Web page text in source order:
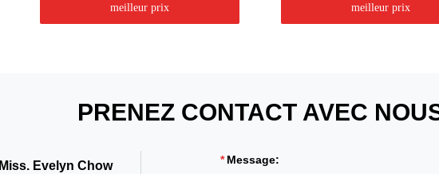
meilleur prix meilleur prix
PRENEZ CONTACT AVEC
Miss. Evelyn Chow Message: